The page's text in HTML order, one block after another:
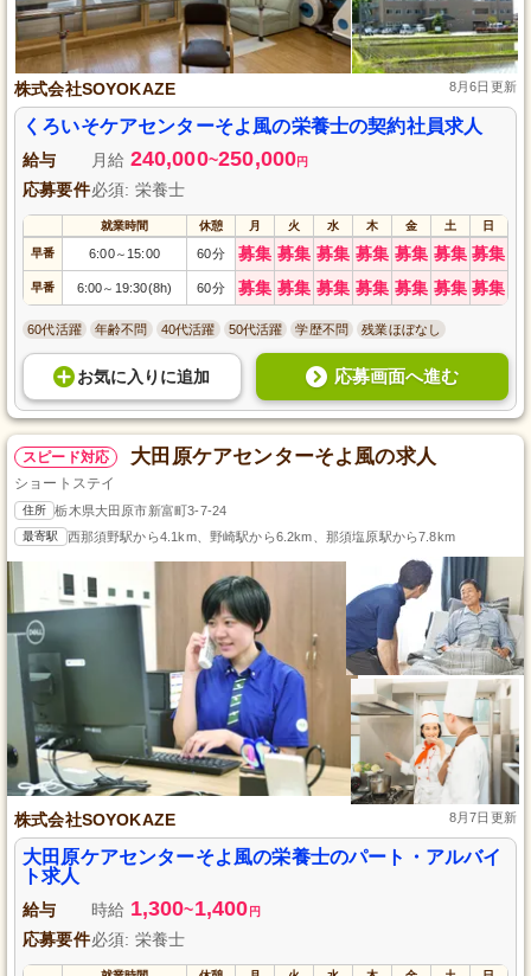
株式会社SOYOKAZE 8月6日更新
くろいそケアセンターそよ風の栄養士の契約社員求人
給与 月給 240,000~250,000円
応募要件必須: 栄養士
就業時間 休憩 月 火 水 木 金 土 日
早番 6:00～ 15:00 60分 募集 募集 募集 募集 募集 募集 募集
早番 6:00～ 19:30(8h) 60分 募集 募集 募集 募集 募集 募集 募集
60代活躍 年齢不問 40代活躍 50代活躍 学歴不問 残業ほぼなし
お気に入り に追加 応募画面へ進む
スピード対応 大田原ケアセンターそよ風の求人
ショートステイ
住所 栃木県大田原市新富町3-7-24
最寄駅 西那須野駅から4.1km、野崎駅から6.2km、那須塩原駅から7.8km
株式会社SOYOKAZE 8月7日更新
大田原ケアセンターそよ風の栄養士のパート・アルバイ
ト求人
給与 時給 1,300~1,400 円
応募要件必須: 栄養士